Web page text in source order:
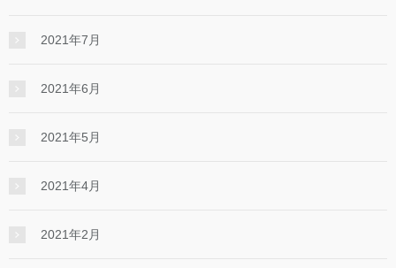
2021年7月
2021年6月
2021年5月
2021年4月
2021年2月